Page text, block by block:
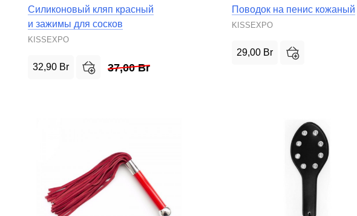
Силиконовый кляп красный
и зажимы для сосков
KISSEXPO
32,90 Br 37,00Br
Поводок на пенис кожаный
KISSEXPO
29,00 Br